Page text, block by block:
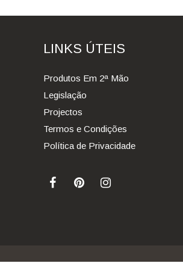
LINKS ÚTEIS
Produtos Em 2ª Mão
Legislação
Projectos
Termos e Condições
Política de Privacidade